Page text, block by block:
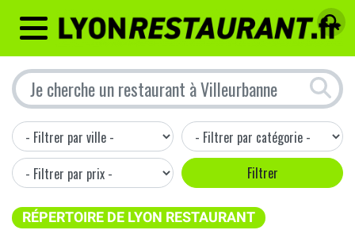
MENU
RÉPERTOIRE DE LYON RESTAURANT